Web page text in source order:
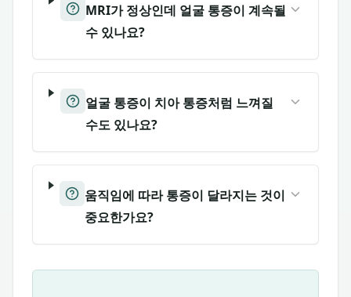
MRI가 정상인데 얼굴 통증이 계속될
수 있나요?
얼굴 통증이 치아 통증처럼 느껴질
수도 있나요?
움직임에 따라 통증이 달라지는 것이
중요한가요?